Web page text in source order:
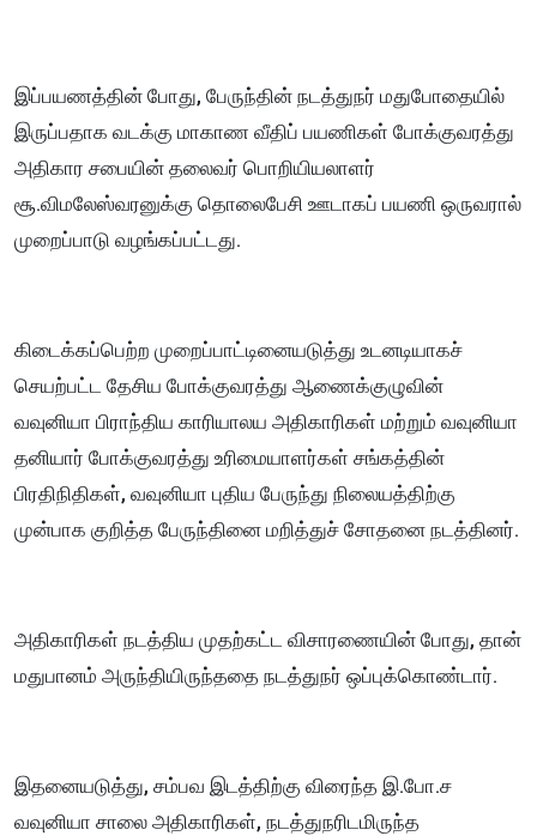
இப்பயணத்தின் போது, பேருந்தின் நடத்துநர் மதுபோதையில்
இருப்பதாக வடக்கு மாகாண வீதிப் பயணிகள் போக்குவரத்து
அதிகார சபையின் தலைவர் பொறியியலாளர்
சூ.விமலேஸ்வரனுக்கு தொலைபேசி ஊடாகப் பயணி ஒருவரால்
முறைப்பாடு வழங்கப்பட்டது.
கிடைக்கப்பெற்ற முறைப்பாட்டினையடுத்து உடனடியாகச்
செயற்பட்ட தேசிய போக்குவரத்து ஆணைக்குழுவின்
வவுனியா பிராந்திய காரியாலய அதிகாரிகள் மற்றும் வவுனியா
தனியார் போக்குவரத்து உரிமையாளர்கள் சங்கத்தின்
பிரதிநிதிகள், வவுனியா புதிய பேருந்து நிலையத்திற்கு
முன்பாக குறித்த பேருந்தினை மறித்துச் சோதனை நடத்தினர்.
அதிகாரிகள் நடத்திய முதற்கட்ட விசாரணையின் போது, தான்
மதுபானம் அருந்தியிருந்ததை நடத்துநர் ஒப்புக்கொண்டார்.
இதனையடுத்து, சம்பவ இடத்திற்கு விரைந்த இ.போ.ச
வவுனியா சாலை அதிகாரிகள், நடத்துநரிடமிருந்த